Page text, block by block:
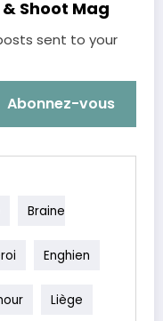
Shoot Mag
sent to your
Abonnez-vous
Braine
Enghien
Liège